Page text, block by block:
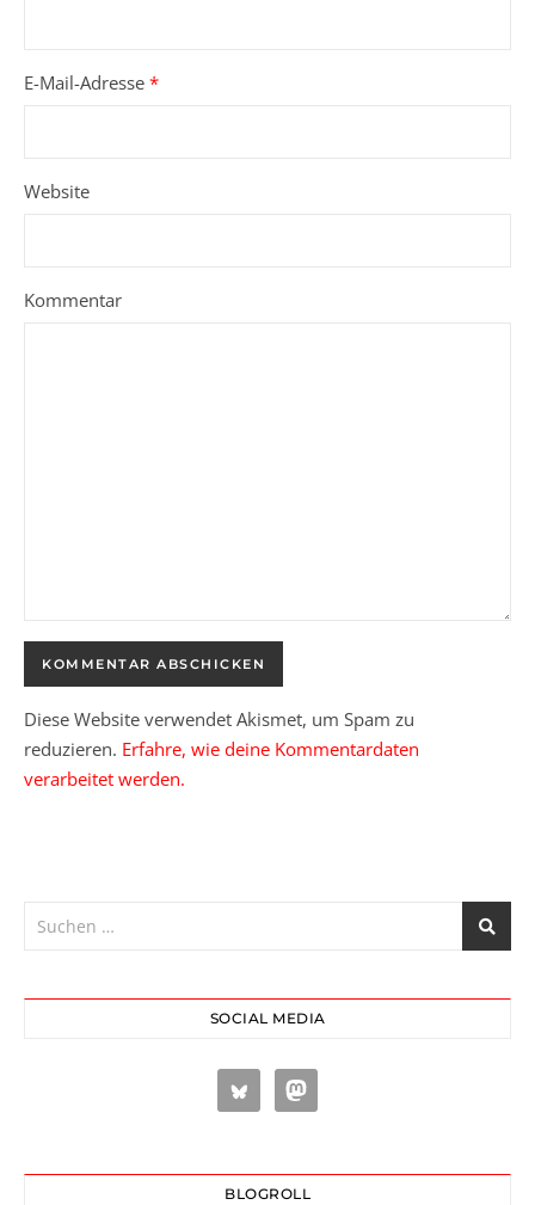
E-Mail-Adresse *
Website
Kommentar
Diese Website verwendet Akismet, um Spam zu
reduzieren. Erfahre, wie deine Kommentardaten
verarbeitet werden.
SOCIAL MEDIA
BLOGROLL